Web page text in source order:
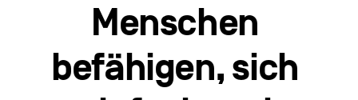
Menschen
befähigen, sich